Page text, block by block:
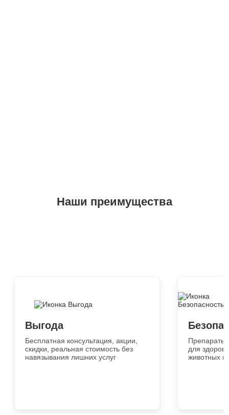
Наши преимущества
Выгода
Бесплатная консультация, акции,
скидки, реальная стоимость без
навязывания лишних услуг
Препараты
для
животных